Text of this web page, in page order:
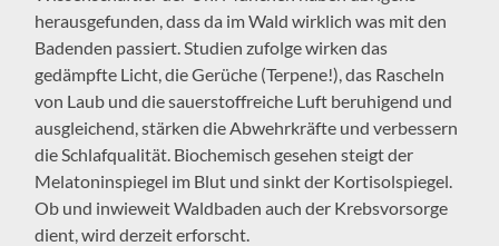
herausgefunden, dass da im Wald wirklich was mit den
Badenden passiert. Studien zufolge wirken das
gedämpfte Licht, die Gerüche (Terpene!), das Rascheln
von Laub und die sauerstoffreiche Luft beruhigend und
ausgleichend, stärken die Abwehrkräfte und verbessern
die Schlafqualität. Biochemisch gesehen steigt der
Melatoninspiegel im Blut und sinkt der Kortisolspiegel.
Ob und inwieweit Waldbaden auch der Krebsvorsorge
dient, wird derzeit erforscht.